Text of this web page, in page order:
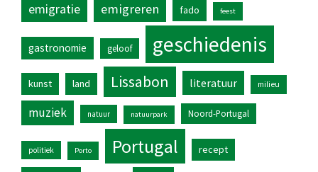
emigratie emigreren fado feest
gastronomie geloof geschiedenis
kunst land Lissabon literatuur milieu
muziek natuur natuurpark Noord-Portugal
politiek Porto Portugal recept